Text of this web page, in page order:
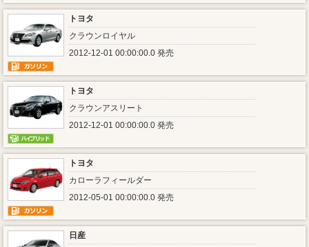
トヨタ
クラウンロイヤル
2012-12-01 00:00:00.0 発売
トヨタ
クラウンアスリート
2012-12-01 00:00:00.0 発売
トヨタ
カローラフィールダー
2012-05-01 00:00:00.0 発売
日産